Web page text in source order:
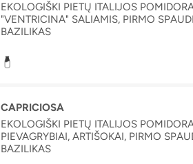
EKOLOGIŠKI PIETŲ ITALIJOS
"VENTRICINA" SALIAMIS, PIRMO
BAZILIKAS
CAPRICIOSA
EKOLOGIŠKI PIETŲ ITALIJOS
PIEVAGRYBIAI, ARTIŠOKAI, PIRMO
BAZILIKAS